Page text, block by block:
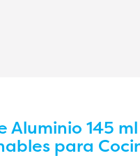
Aluminio 145 ml
para